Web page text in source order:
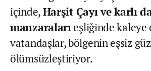
içinde,Harşit Çayı ve karlı
manzaralarıeşliğinde kaleye
vatandaşlar, bölgenin eşsiz
ölümsüzleştiriyor.